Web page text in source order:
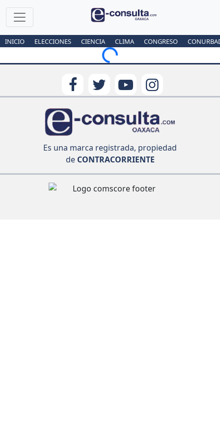
INICIO ELECCIONES CIENCIA CLIMA CONGRESO
Loading...
Es una marca registrada, propiedad
deCONTRACORRIENTE